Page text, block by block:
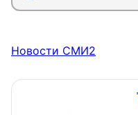
Новости СМИ2